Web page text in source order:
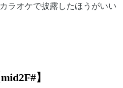
ラオケで披露したほうがいい
】